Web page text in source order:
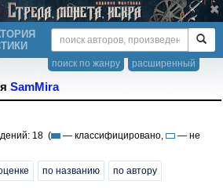
расширенный
поиск по жанру
SamMira
18 (
— классифицировано,
— не
по названию по автору